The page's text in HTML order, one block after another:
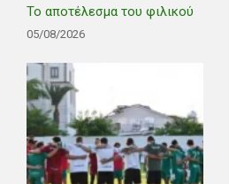
Το αποτέλεσμα του φιλικού
05/08/2026